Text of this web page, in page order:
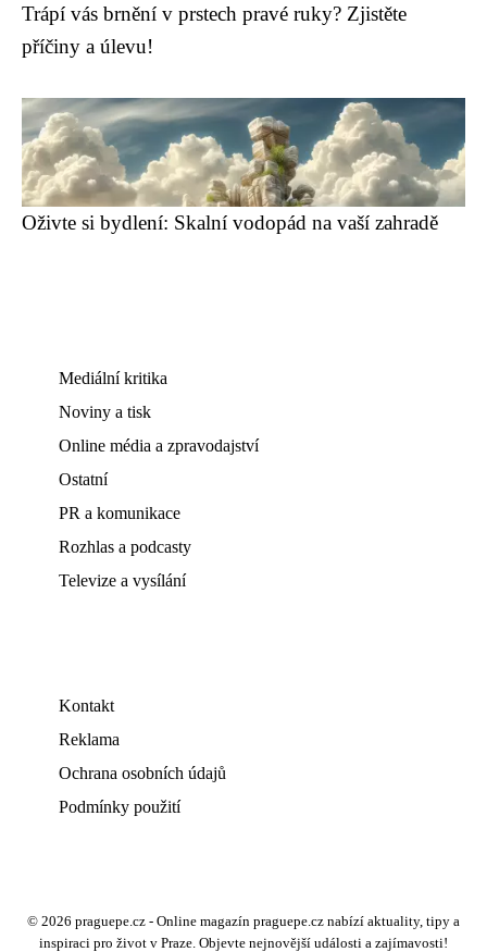
Trápí vás brnění v prstech pravé ruky? Zjistěte
příčiny a úlevu!
Oživte si bydlení: Skalní vodopád na vaší zahradě
Mediální kritika
Noviny a tisk
Online média a zpravodajství
Ostatní
PR a komunikace
Rozhlas a podcasty
Televize a vysílání
Kontakt
Reklama
Ochrana osobních údajů
Podmínky použití
© 2026 praguepe.cz - Online magazín praguepe.cz nabízí aktuality, tipy a
inspiraci pro život v Praze. Objevte nejnovější události a zajímavosti!